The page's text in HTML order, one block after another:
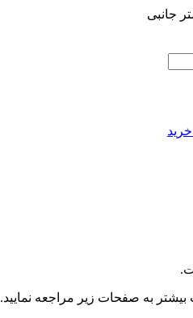
جانبی
به صفحات زیر مراجعه نمایید.